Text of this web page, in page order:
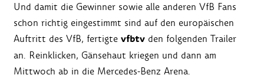
Und damit die Gewinner sowie alle anderen VfB Fans
schon richtig eingestimmt sind auf den europäischen
Auftritt des VfB, fertigte vfbtv den folgenden Trailer
an. Reinklicken, Gänsehaut kriegen und dann am
Mittwoch ab in die Mercedes-Benz Arena.